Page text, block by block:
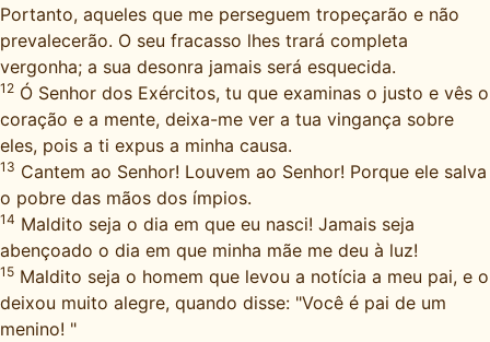
Portanto, aqueles que me perseguem tropeçarão e não
prevalecerão. O seu fracasso lhes trará completa
vergonha; a sua desonra jamais será esquecida.
12 Ó Senhor dos Exércitos, tu que examinas o justo e vês o
coração e a mente, deixa-me ver a tua vingança sobre
eles, pois a ti expus a minha causa.
13 Cantem ao Senhor! Louvem ao Senhor! Porque ele salva
o pobre das mãos dos ímpios.
14 Maldito seja o dia em que eu nasci! Jamais seja
abençoado o dia em que minha mãe me deu à luz!
15 Maldito seja o homem que levou a notícia a meu pai, e o
deixou muito alegre, quando disse: "Você é pai de um
menino! "